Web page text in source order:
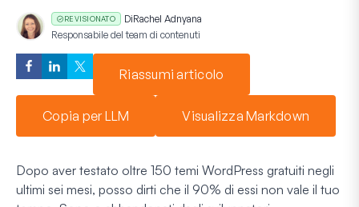
REVISIONATO DiRachel Adnyana
Responsabile del team di contenuti
Riassumi articolo
Copia per LLM Visualizza Markdown
Dopo aver testato oltre 150 temi WordPress gratuiti negli
ultimi sei mesi, posso dirti che il 90% di essi non vale il tuo